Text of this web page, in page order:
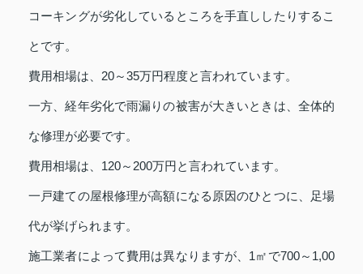
コーキングが劣化しているところを手直ししたりするこ
とです。
費用相場は、20～35万円程度と言われています。
一方、経年劣化で雨漏りの被害が大きいときは、全体的
な修理が必要です。
費用相場は、120～200万円と言われています。
一戸建ての屋根修理が高額になる原因のひとつに、足場
代が挙げられます。
施工業者によって費用は異なりますが、1㎡で700～1,00